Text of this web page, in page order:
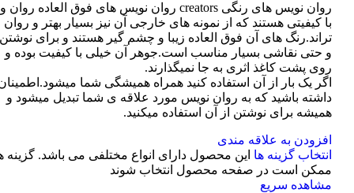
روان نویس های رنگی creators روان نویس های فوق العاده روان و
با کیفیتی هستند که از نمونه های خارجی آن نیز بسیار بهتر و روان
تراند.رنگ های آن فوق العاده زیبا و چشم گیر هستند و برای نوشتن
و حتی نقاشی بسیار مناسب است.جوهر آن خیلی با کیفیت بوده و
روی پشت کاغذ اثری به جا نمیگذارند.
اگر یک بار از آن استفاده کنید همراه همیشگی شما
داشته باشید که به روان نویس مورد علاقه ی شما تبدیل میشود و
همیشه برای نوشتن از آن استفاده میکنید.
افزودن به علاقه مندی
انتخاب گزینه ها این محصول دارای انواع مختلفی می باشد. گزینه
ممکن است در صفحه محصول انتخاب شوند
مشاهده سریع